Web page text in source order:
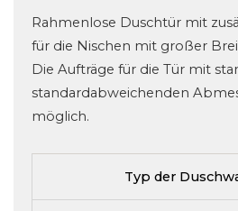
Rahmenlose Duschtür mit
für die Nischen mit großer
Die Aufträge für die Tür mit
standardabweichenden
möglich.
Typ der